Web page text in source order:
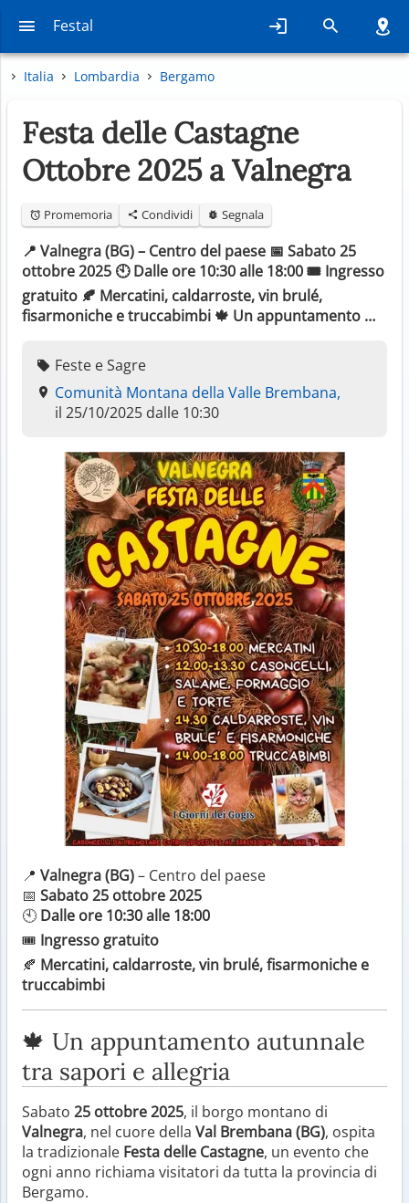
Festal
Italia Lombardia Bergamo
Festa delle Castagne
Ottobre 2025 a Valnegra
Promemoria Condividi Segnala
📍 Valnegra (BG) – Centro del paese 📅 Sabato 25
ottobre 2025 🕙 Dalle ore 10:30 alle 18:00 🎟️ Ingresso
gratuito 🍂 Mercatini, caldarroste, vin brulé,
fisarmoniche e truccabimbi 🍁 Un appuntamento …
Feste e Sagre
Comunità Montana della Valle Brembana,
il 25/10/2025 dalle 10:30
📍 Valnegra (BG)– Centro del paese
📅 Sabato 25 ottobre 2025
🕙 Dalle ore 10:30 alle 18:00
🎟️ Ingresso gratuito
🍂 Mercatini, caldarroste, vin brulé, fisarmoniche e
truccabimbi
🍁 Un appuntamento autunnale
tra sapori e allegria
Sabato 25 ottobre 2025, il borgo montano di
Valnegra, nel cuore della Val Brembana (BG), ospita
la tradizionale Festa delle Castagne, un evento che
ogni anno richiama visitatori da tutta la provincia di
Bergamo.